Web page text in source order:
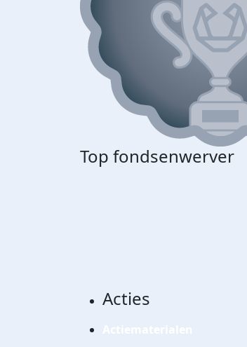
Top fondsenwerver
Acties